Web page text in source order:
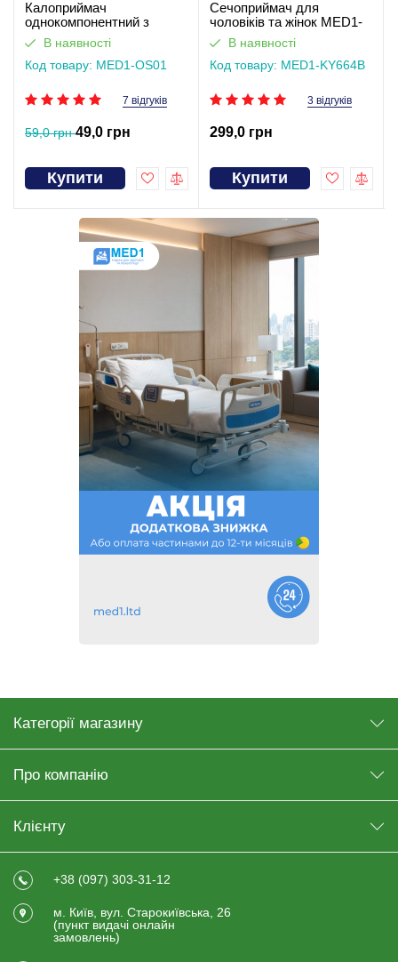
Калоприймач
однокомпонентний з
фільтром, закритого типу
Med1
В наявності
Код товару: MED1-OS01
7 відгуків
59,0 грн49,0 грн
Купити
Сечоприймач для
чоловіків та жінок MED1-
KY664B
В наявності
Код товару: MED1-KY664B
3 відгуків
299,0 грн
Купити
Категорії магазину
Про компанію
Клієнту
+38 (097) 303-31-12
м. Київ, вул. Старокиївська, 26
(пункт видачi онлайн
замовлень)